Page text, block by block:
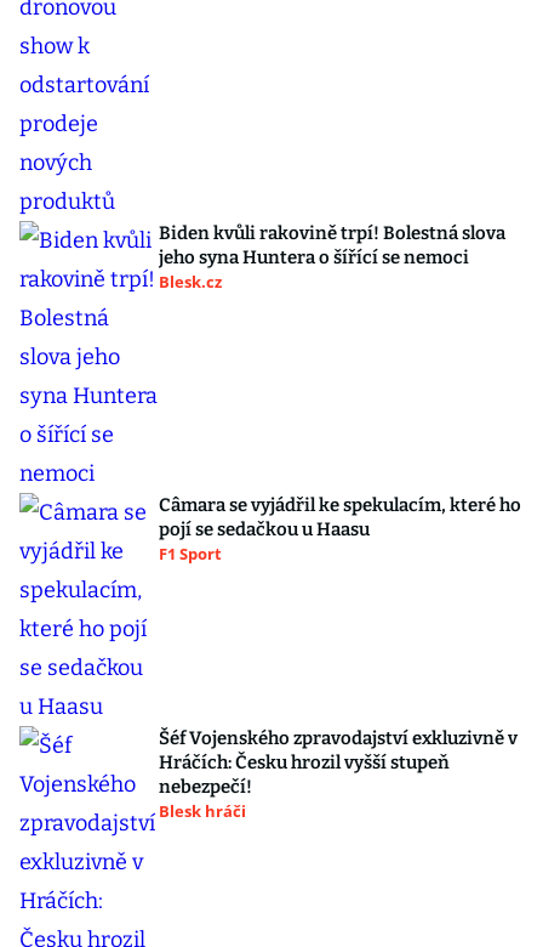
Biden kvůli rakovině trpí! Bolestná slova
jeho syna Huntera o šířící se nemoci
Blesk.cz
Câmara se vyjádřil ke spekulacím, které ho
pojí se sedačkou u Haasu
F1 Sport
Šéf Vojenského zpravodajství exkluzivně v
Hráčích: Česku hrozil vyšší stupeň
nebezpečí!
Blesk hráči